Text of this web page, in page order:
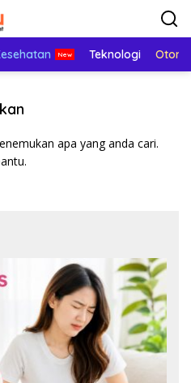
Teknologi
apa yang anda cari.